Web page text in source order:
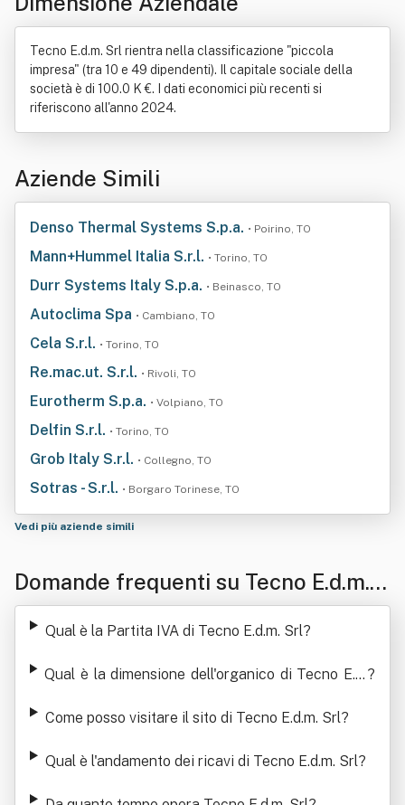
Tecno E.d.m. Srl rientra nella classificazione "piccola
impresa" (tra 10 e 49 dipendenti). Il capitale sociale della
società è di 100.0 K €. I dati economici più recenti si
riferiscono all'anno 2024.
Aziende Simili
Denso Thermal Systems S.p.a. • Poirino, TO
Mann+Hummel Italia S.r.l. • Torino, TO
Durr Systems Italy S.p.a. • Beinasco, TO
Autoclima Spa • Cambiano, TO
Cela S.r.l. • Torino, TO
Re.mac.ut. S.r.l. • Rivoli, TO
Eurotherm S.p.a. • Volpiano, TO
Delfin S.r.l. • Torino, TO
Grob Italy S.r.l. • Collegno, TO
Sotras - S.r.l. • Borgaro Torinese, TO
Vedi più aziende simili
Domande frequenti su Tecno E.d.m. S
rl
Qual è la Partita IVA di Tecno E.d.m. Srl?
Qual è la dimensione dell'organico di Tecno E.d. ?
Come posso visitare il sito di Tecno E.d.m. Srl?
Qual è l'andamento dei ricavi di Tecno E.d.m. Srl?